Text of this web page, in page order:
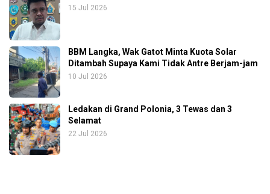
15 Jul 2026
BBM Langka, Wak Gatot Minta Kuota Solar
Ditambah Supaya Kami Tidak Antre Berjam-jam
10 Jul 2026
Ledakan di Grand Polonia, 3 Tewas dan 3
Selamat
22 Jul 2026